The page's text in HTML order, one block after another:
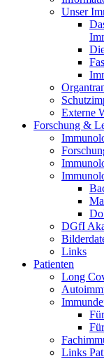
Unser
Externe
Forschung &
DGfI
Links
Patienten
Long
Links